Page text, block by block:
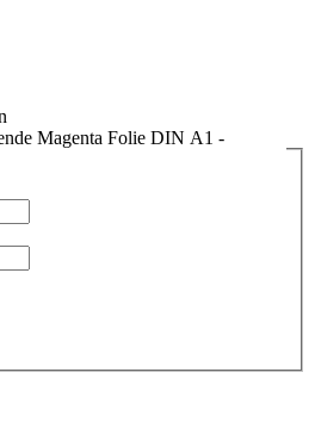
Magenta Folie DIN A1 -